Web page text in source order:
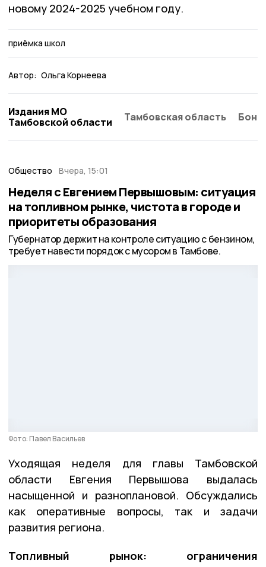
новому 2024-2025 учебном году.
приёмка школ
Автор: Ольга Корнеева
Издания МО
Тамбовской области
Тамбовская область
Общество Вчера, 15:01
Неделя с Евгением Первышовым: ситуация
на топливном рынке, чистота в городе и
приоритеты образования
Губернатор держит на контроле ситуацию с бензином,
требует навести порядок с мусором в Тамбове.
Фото: Павел Васильев
Уходящая неделя для главы Тамбовской
области Евгения Первышова выдалась
насыщенной и разноплановой. Обсуждались
как оперативные вопросы, так и задачи
развития региона.
Топливный рынок: ограничения